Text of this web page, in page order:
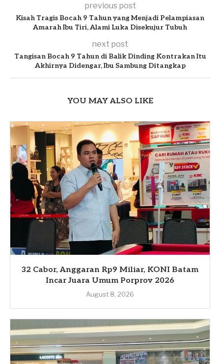
previous post
Kisah Tragis Bocah 9 Tahun yang Menjadi Pelampiasan
Amarah Ibu Tiri, Alami Luka Disekujur Tubuh
next post
Tangisan Bocah 9 Tahun di Balik Dinding Kontrakan Itu
Akhirnya Didengar, Ibu Sambung Ditangkap
YOU MAY ALSO LIKE
32 Cabor, Anggaran Rp9 Miliar, KONI Batam
Incar Juara Umum Porprov 2026
August 8, 2026